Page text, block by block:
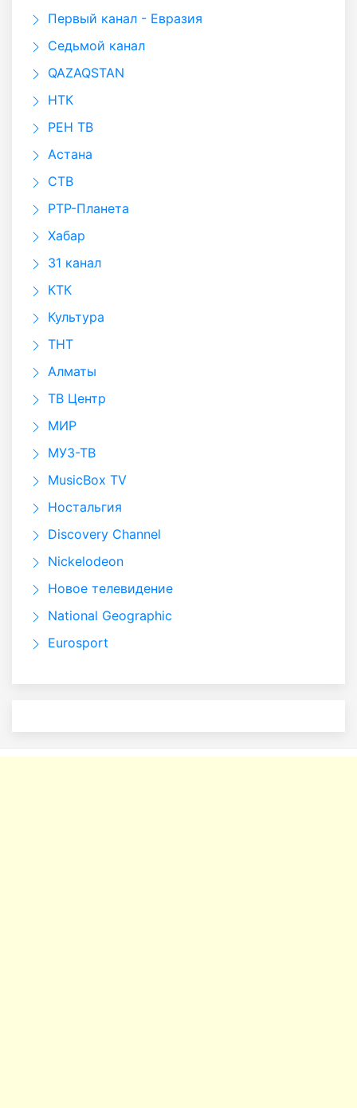
Первый канал - Евразия
Седьмой канал
QAZAQSTAN
НТК
РЕН ТВ
Астана
СТВ
РТР-Планета
Хабар
31 канал
КТК
Культура
ТНТ
Алматы
ТВ Центр
МИР
МУЗ-ТВ
MusicBox TV
Ностальгия
Discovery Channel
Nickelodeon
Новое телевидение
National Geographic
Eurosport